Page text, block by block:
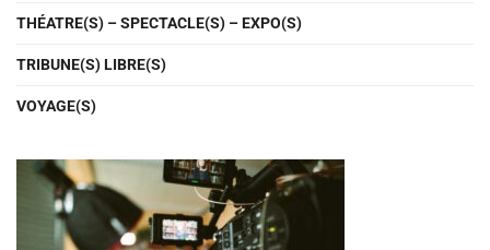
THÉATRE(S) – SPECTACLE(S) – EXPO(S)
TRIBUNE(S) LIBRE(S)
VOYAGE(S)